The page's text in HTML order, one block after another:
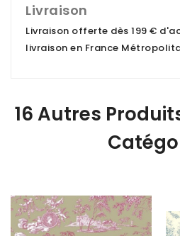
Livraison
Livraison offerte dès 199 €
livraison en France
16 Autres